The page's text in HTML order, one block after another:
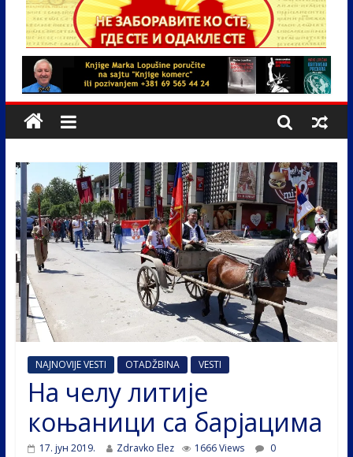
NAJNOVIJE VESTI OTADŽBINA VESTI
На челу литије
коњаници са барјацима
17. јун 2019. Zdravko Elez 1666 Views
0